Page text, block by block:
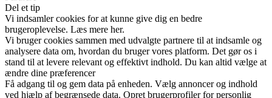
Del et tip
Vi indsamler cookies for at kunne give dig en bedre
brugeroplevelse. Læs mere her.
Vi bruger cookies sammen med udvalgte partnere til at indsamle og
analysere data om, hvordan du bruger vores platform. Det gør os i
stand til at levere relevant og effektivt indhold. Du kan altid vælge at
ændre dine præferencer
Få adgang til og gem data på enheden. Vælg annoncer og indhold
ved hjælp af begrænsede data. Opret brugerprofiler for personlig